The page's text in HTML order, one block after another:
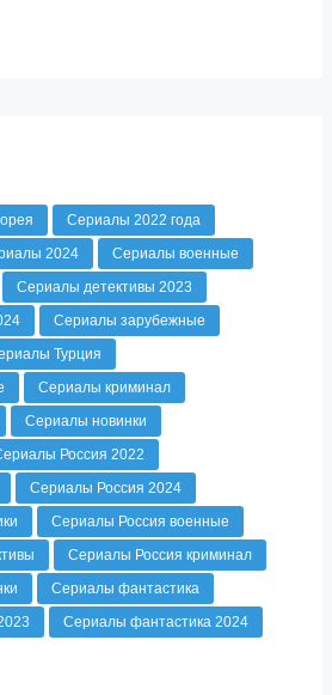
Сериалы 2022 года
2024
Сериалы военные
Сериалы детективы 2023
Сериалы зарубежные
Турция
Сериалы криминал
Сериалы новинки
Россия 2022
Сериалы Россия 2024
Сериалы Россия военные
Сериалы Россия криминал
Сериалы фантастика
Сериалы фантастика 2024